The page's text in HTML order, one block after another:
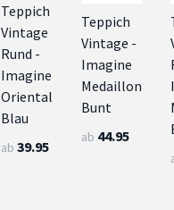
Teppich
Vintage
Rund -
Imagine
Oriental
Blau
ab 39.95
Teppich
Vintage -
Imagine
Medaillon
Bunt
ab 44.95